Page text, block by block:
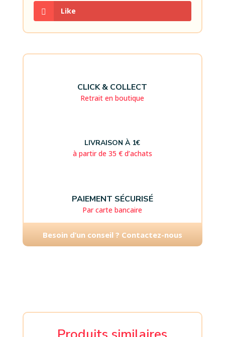
Like
CLICK & COLLECT
Retrait en boutique
LIVRAISON À 1€
à partir de 35 € d’achats
PAIEMENT SÉCURISÉ
Par carte bancaire
Besoin d’un conseil ? Contactez-nous